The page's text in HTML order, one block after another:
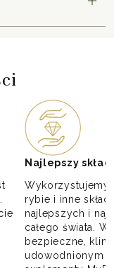
Najlepszy skład
Wykorzystujemy
rybie i inne
najlepszych i
całego świata.
bezpieczne,
udowodnionym